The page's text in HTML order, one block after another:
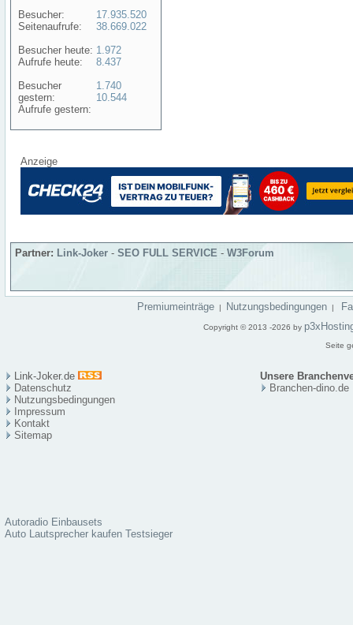
Besucher:
Seitenaufrufe:
Besucher heute:
Aufrufe heute:
Besucher
gestern:
Aufrufe gestern:
17.935.520
38.669.022
1.972
8.437
1.740
10.544
Anzeige
Partner: Link-Joker - SEO FULL SERVICE - W3Forum
Premiumeinträge | Nutzungsbedingungen |
Copyright © 2013 -2026 by
Seite
Link-Joker.de
Unsere
Datenschutz
Nutzungsbedingungen
Impressum
Kontakt
Sitemap
Branchen-dino.de
Autoradio Einbausets
Auto Lautsprecher kaufen Testsieger